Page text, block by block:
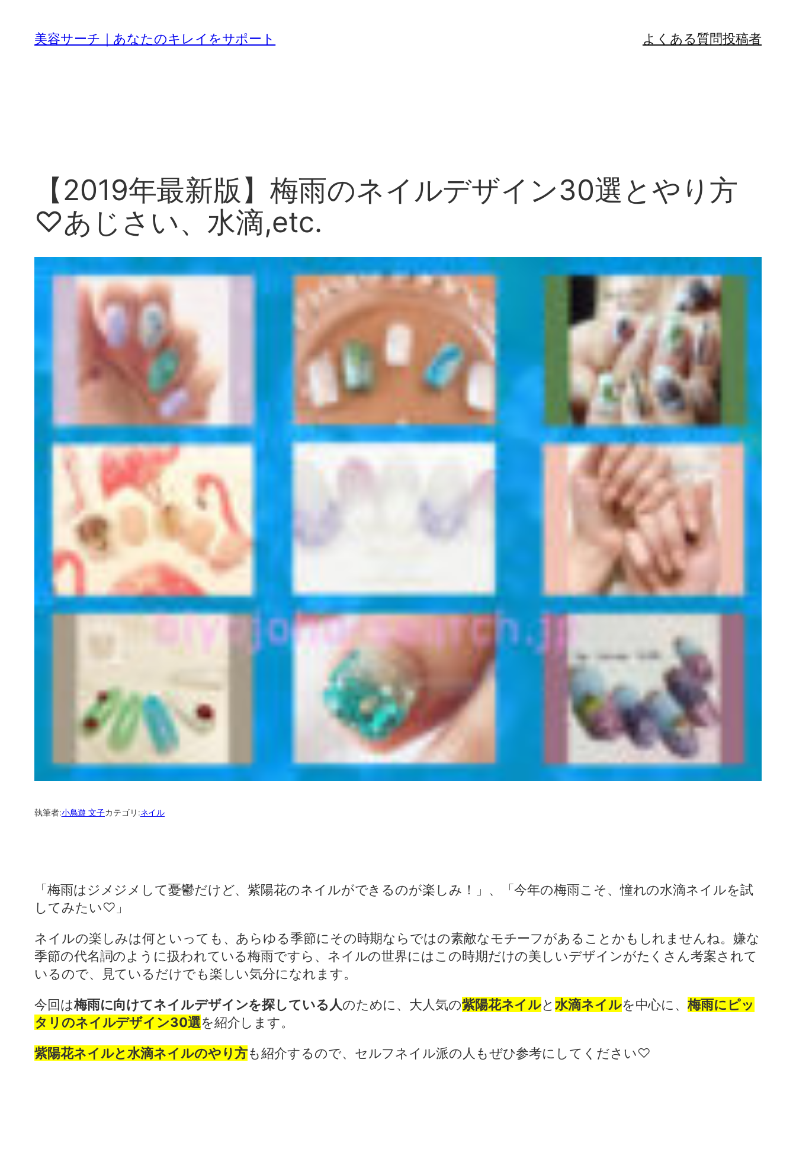
美容サーチ｜あなたのキレイをサポート よくある質問投稿者
【2019年最新版】梅雨のネイルデザイン30選とやり方
♡あじさい、水滴,etc.
執筆者:小鳥遊 文子カテゴリ:ネイル
「梅雨はジメジメして憂鬱だけど、紫陽花のネイルができるのが楽しみ！」、「今年の梅雨こそ、憧れの水滴ネイルを試
してみたい♡」
ネイルの楽しみは何といっても、あらゆる季節にその時期ならではの素敵なモチーフがあることかもしれませんね。嫌な
季節の代名詞のように扱われている梅雨ですら、ネイルの世界にはこの時期だけの美しいデザインがたくさん考案されて
いるので、見ているだけでも楽しい気分になれます。
今回は梅雨に向けてネイルデザインを探している人のために、大人気の紫陽花ネイルと水滴ネイルを中心に、梅雨にピッ
タリのネイルデザイン30選を紹介します。
紫陽花ネイルと水滴ネイルのやり方も紹介するので、セルフネイル派の人もぜひ参考にしてください♡